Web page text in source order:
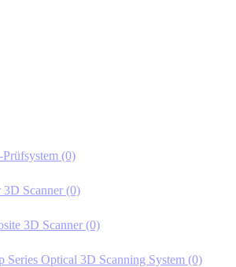
(0)
Scanner (0)
3D Scanner (0)
Series Optical 3D Scanning System (0)